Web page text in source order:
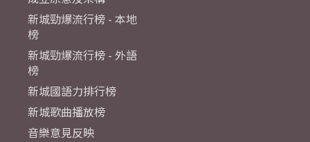
新城勁爆流行榜 - 本地
榜
新城勁爆流行榜 - 外語
榜
新城國語力排行榜
新城歌曲播放榜
音樂意見反映